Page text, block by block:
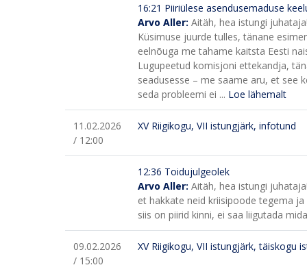
16:21 Piiriülese asendusemaduse
Arvo Aller: Aitäh, hea istungi
Küsimuse juurde tulles, tänane
eelnõuga me tahame kaitsta Eesti
Lugupeetud komisjoni ettekandja,
seadusesse – me saame aru, et see
seda probleemi ei ... Loe lähemalt
11.02.2026
/ 12:00
XV Riigikogu, VII istungjärk, infotund
12:36 Toidujulgeolek
Arvo Aller: Aitäh, hea istungi
et hakkate neid kriisipoode tegema
siis on piirid kinni, ei saa liigutada
09.02.2026
/ 15:00
XV Riigikogu, VII istungjärk, täiskogu